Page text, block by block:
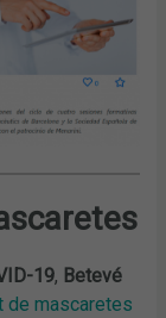
19, Betevé
de mascaretes